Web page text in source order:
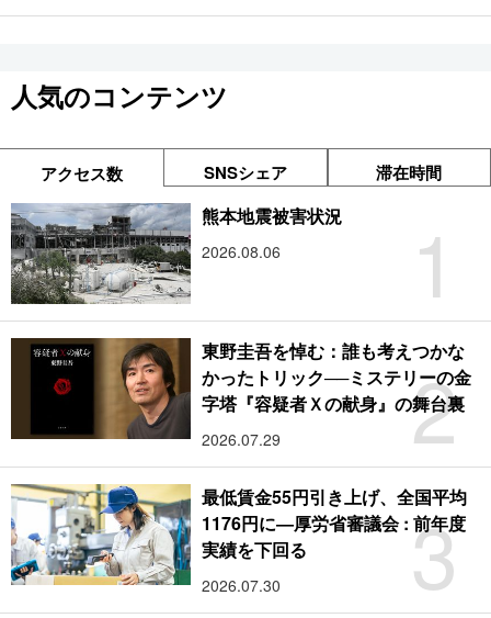
人気のコンテンツ
アクセス数 SNSシェア 滞在時間
1
熊本地震被害状況
2026.08.06
2
東野圭吾を悼む：誰も考えつかな
かったトリック──ミステリーの金
字塔『容疑者Ｘの献身』の舞台裏
2026.07.29
3
最低賃金55円引き上げ、全国平均
1176円に―厚労省審議会 : 前年度
実績を下回る
2026.07.30